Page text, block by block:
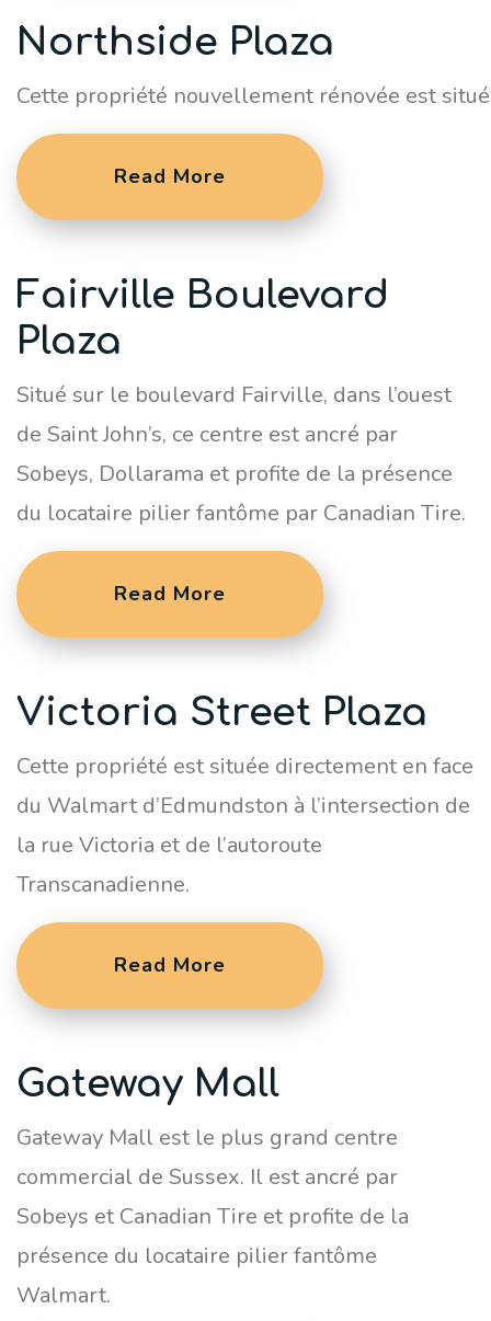
Northside Plaza
Cette propriété nouvellement rénovée est
Read More
Fairville Boulevard
Plaza
Situé sur le boulevard Fairville, dans l’ouest
de Saint John’s, ce centre est ancré par
Sobeys, Dollarama et profite de la présence
du locataire pilier fantôme par Canadian Tire.
Read More
Victoria Street Plaza
Cette propriété est située directement en face
du Walmart d’Edmundston à l’intersection de
la rue Victoria et de l’autoroute
Transcanadienne.
Read More
Gateway Mall
Gateway Mall est le plus grand centre
commercial de Sussex. Il est ancré par
Sobeys et Canadian Tire et profite de la
présence du locataire pilier fantôme
Walmart.